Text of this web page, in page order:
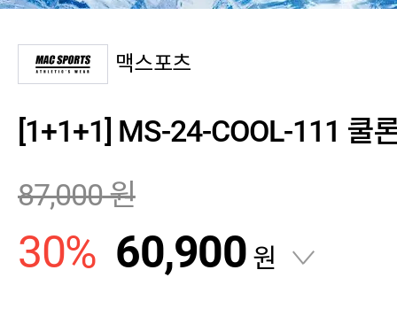
맥스포츠
[1+1+1] MS-24-COOL-111 쿨
87,000원
30% 60,900 원